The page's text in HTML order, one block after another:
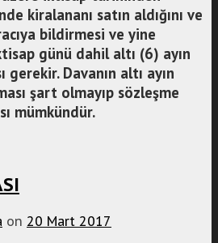
kiralananı satın aldığını ve
bildirmesi ve yine
günü dahil altı (6) ayın
gerekir. Davanın altı ayın
şart olmayıp sözleşme
mümkündür.
on 20 Mart 2017